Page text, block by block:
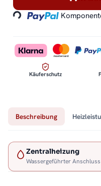
Loading...
Käuferschutz
Beschreibung
Zentralheizung
Wassergeführter